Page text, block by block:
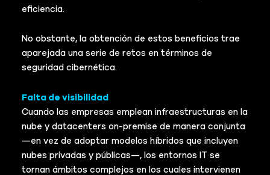
eficiencia.
No obstante, la obtención de estos beneficios trae
aparejada una serie de retos en términos de
seguridad cibernética.
Falta de visibilidad
Cuando las empresas emplean infraestructuras en la
nube y datacenters on-premise de manera conjunta
—en vez de adoptar modelos híbridos que incluyen
nubes privadas y públicas—, los entornos IT se
tornan ámbitos complejos en los cuales intervienen